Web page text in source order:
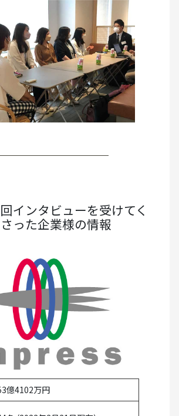
インタビューを受けてく
った企業様の情報
億4102万円